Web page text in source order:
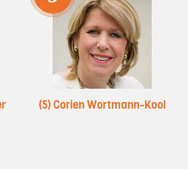
(5) Corien Wortmann-Kool